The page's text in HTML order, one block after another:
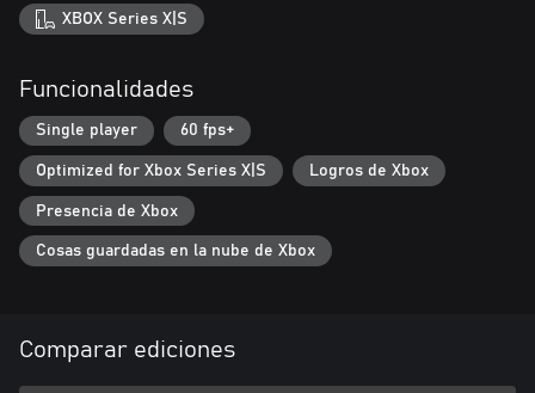
XBOX Series X|S
Funcionalidades
Single player 60 fps+
Optimized for Xbox Series X|S Logros de Xbox
Presencia de Xbox
Cosas guardadas en la nube de Xbox
Comparar ediciones